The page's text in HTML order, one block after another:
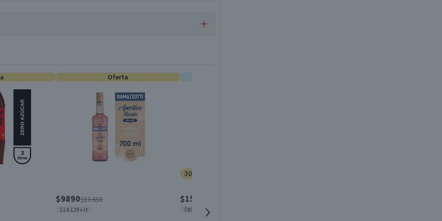
Reserva
Rojo brillante con matices dulces
Unitario
Oferta
$9890$13.650
$14.129 x lt
30% dcto.
$1505
$8361 x kg